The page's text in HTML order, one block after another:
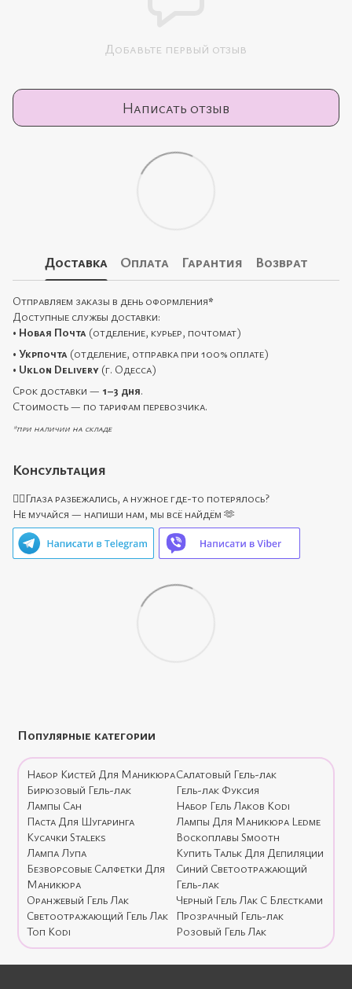
Добавьте первый отзыв
Написать отзыв
Доставка Оплата Гарантия Возврат
Отправляем заказы в день оформления*
Доступные службы доставки:
• Новая Почта (отделение, курьер, почтомат)
• Укрпочта (отделение, отправка при 100% оплате)
• Uklon Delivery (г. Одесса)
Срок доставки — 1–3 дня.
Стоимость — по тарифам перевозчика.
*при наличии на складе
Консультация
🙋‍♀️Глаза разбежались, а нужное где-то потерялось?
Не мучайся — напиши нам, мы всё найдём 🫶
Популярные категории
Набор Кистей Для МаникюраСалатовый Гель-лак
Бирюзовый Гель-лак
Гель-лак Фуксия
Лампы Сан
Набор Гель Лаков Kodi
Паста Для Шугаринга
Лампы Для Маникюра Ledme
Кусачки Staleks
Воскоплавы Smooth
Лампа Лупа
Купить Тальк Для Депиляции
Безворсовые Салфетки Для
Маникюра
Синий Светоотражающий
Гель-лак
Оранжевый Гель Лак
Черный Гель Лак С Блестками
Светоотражающий Гель Лак
Прозрачный Гель-лак
Топ Kodi
Розовый Гель Лак